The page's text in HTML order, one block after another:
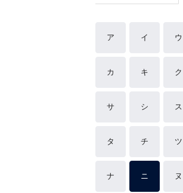
ア イ ウ
カ キ ク
サ シ ス
タ チ ツ
ナ ニ ヌ